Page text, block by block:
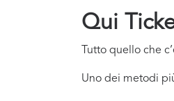
Qui
Tutto quello che
Uno dei metodi